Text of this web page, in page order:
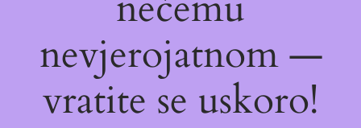
nevjerojatnom —
vratite se uskoro!